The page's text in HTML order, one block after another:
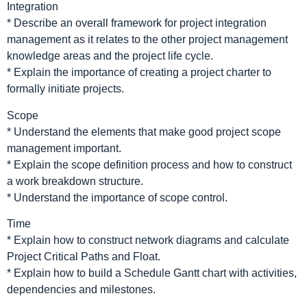
Integration
* Describe an overall framework for project integration
management as it relates to the other project management
knowledge areas and the project life cycle.
* Explain the importance of creating a project charter to
formally initiate projects.
Scope
* Understand the elements that make good project scope
management important.
* Explain the scope definition process and how to construct
a work breakdown structure.
* Understand the importance of scope control.
Time
* Explain how to construct network diagrams and calculate
Project Critical Paths and Float.
* Explain how to build a Schedule Gantt chart with activities,
dependencies and milestones.